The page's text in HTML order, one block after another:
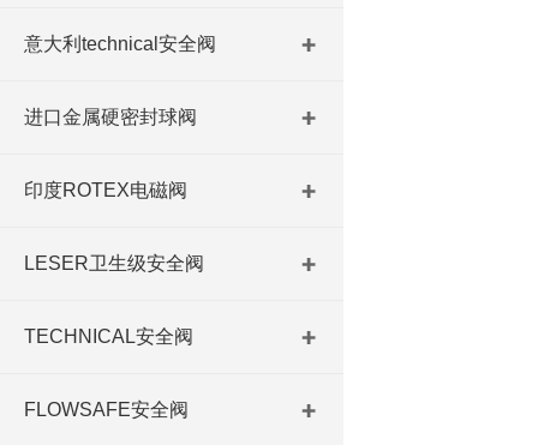
意大利technical安全阀
进口金属硬密封球阀
印度ROTEX电磁阀
LESER卫生级安全阀
TECHNICAL安全阀
FLOWSAFE安全阀